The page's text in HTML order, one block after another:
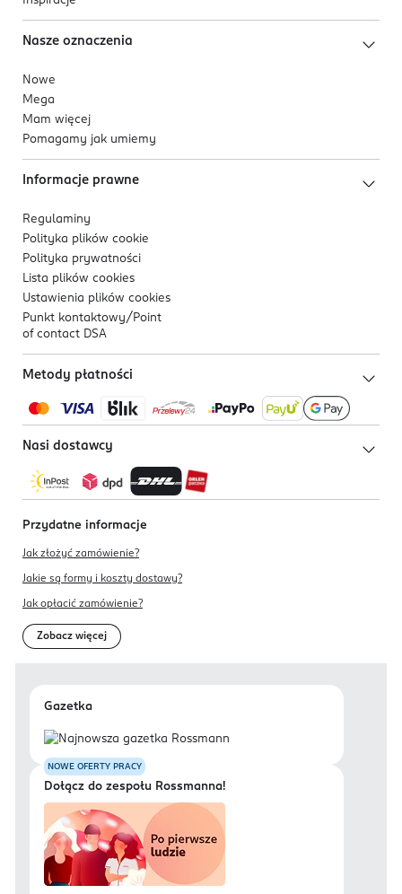
Nasze oznaczenia
Nowe
Mega
Mam więcej
Pomagamy jak umiemy
Informacje prawne
Regulaminy
Polityka plików cookie
Polityka prywatności
Lista plików cookies
Ustawienia plików cookies
Punkt kontaktowy/ Point
of contact DSA
Metody płatności
Nasi dostawcy
Przydatne informacje
Jak złożyć zamówienie?
Jakie są formy i koszty dostawy?
Jak opłacić zamówienie?
Zobacz więcej
Gazetka
NOWE OFERTY PRACY
Dołącz do zespołu Rossmanna!